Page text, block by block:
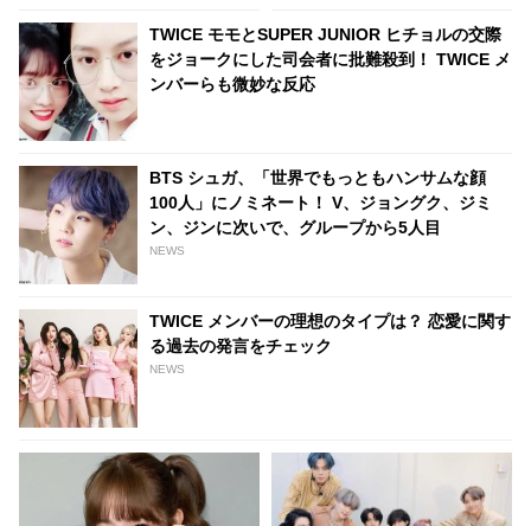
TWICE モモとSUPER JUNIOR ヒチョルの交際
をジョークにした司会者に批難殺到！ TWICE メ
ンバーらも微妙な反応
BTS シュガ、「世界でもっともハンサムな顔
100人」にノミネート！ V、ジョングク、ジミ
ン、ジンに次いで、グループから5人目
NEWS
TWICE メンバーの理想のタイプは？ 恋愛に関す
る過去の発言をチェック
NEWS